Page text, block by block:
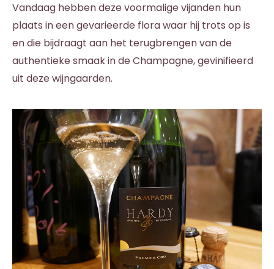
Vandaag hebben deze voormalige vijanden hun
plaats in een gevarieerde flora waar hij trots op is
en die bijdraagt aan het terugbrengen van de
authentieke smaak in de Champagne, gevinifieerd
uit deze wijngaarden.